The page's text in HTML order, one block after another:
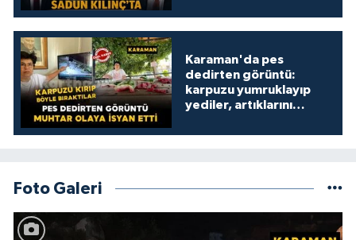
Karaman'da pes
dedirten görüntü:
karpuzu yumruklayıp
yediler, artıklarını
Foto Galeri